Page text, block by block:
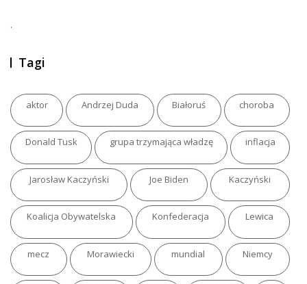
.
Tagi
aktor Andrzej Duda Białoruś choroba
Donald Tusk grupa trzymająca władzę inflacja
Jarosław Kaczyński Joe Biden Kaczyński
Koalicja Obywatelska Konfederacja Lewica
mecz Morawiecki mundial Niemcy